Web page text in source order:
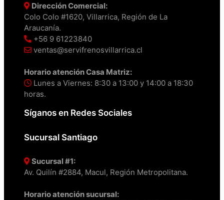
Dirección Comercial:
Colo Colo #1620, Villarrica, Región de La
Araucanía.
+56 9 61223840
ventas@servifrenosvillarrica.cl
Horario atención Casa Matriz:
Lunes a Viernes: 8:30 a 13:00 y 14:00 a 18:30
horas.
Síganos en Redes Sociales
Sucursal Santiago
Sucursal #1:
Av. Quilín #2884, Macul, Región Metropolitana.
Horario atención sucursal: